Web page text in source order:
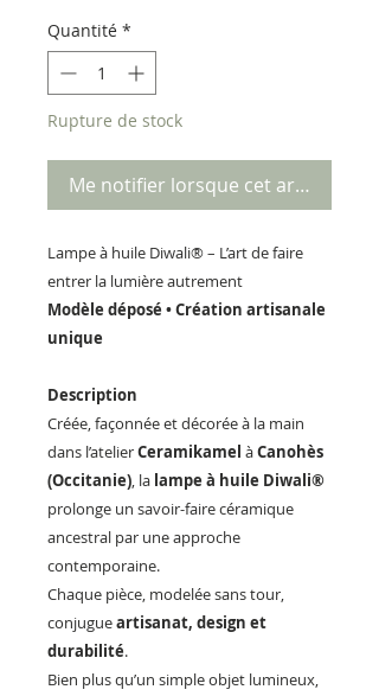
Quantité *
Rupture de stock
Me notifier lorsque cet article est
Lampe à huile Diwali® – L’art de faire
entrer la lumière autrement
Modèle déposé • Création artisanale
unique
Description
Créée, façonnée et décorée à la main
dans l’atelierCeramikamel àCanohès
(Occitanie), la lampe à huile Diwali®
prolonge un savoir-faire céramique
ancestral par une approche
contemporaine.
Chaque pièce, modelée sans tour,
conjugueartisanat, design et
durabilité.
Bien plus qu’un simple objet lumineux,